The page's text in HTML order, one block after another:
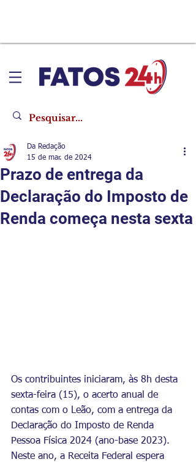
Prazo de entrega da
Declaração do Imposto de
Renda começa nesta sexta
Da Redação
15 de mar. de 2024
Os contribuintes iniciaram, às 8h desta
sexta-feira (15), o acerto anual de
contas com o Leão, com a entrega da
Declaração do Imposto de Renda
Pessoa Física 2024 (ano-base 2023).
Neste ano, a Receita Federal espera